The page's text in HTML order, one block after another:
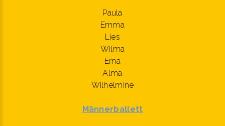
Paula
Emma
Lies
Wilma
Erna
Alma
Wilhelmine
Männerballett